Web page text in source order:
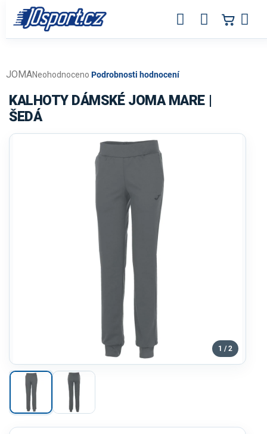
obsah
Průměrné
produktu
je
0,0
Neohodnoceno Podrobnosti hodnocení
JOMA
KALHOTY DÁMSKÉ JOMA MARE |
ŠEDÁ
1 / 2